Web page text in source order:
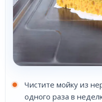
Чистите мойку из
одного раза в